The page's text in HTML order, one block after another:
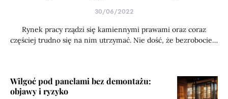
30/06/2022
Rynek pracy rządzi się kamiennymi prawami oraz coraz
częściej trudno się na nim utrzymać. Nie dość, że bezrobocie…
Wilgoć pod panelami bez demontażu:
objawy i ryzyko